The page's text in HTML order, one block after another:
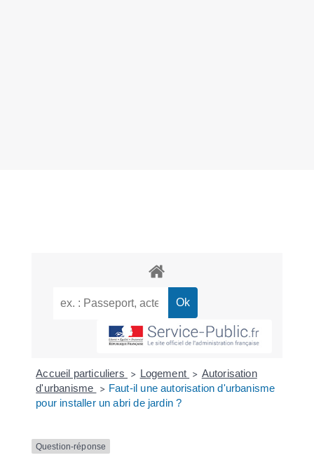
Accueil particuliers > Logement > Autorisation
d'urbanisme
> Faut-il une autorisation d'urbanisme
pour installer un abri de jardin ?
Question-réponse